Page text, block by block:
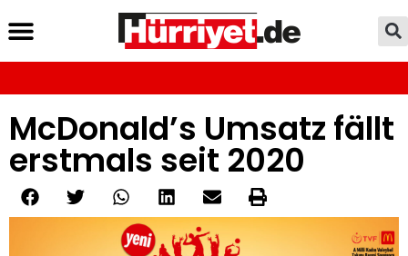
McDonald’s Umsatz fällt
erstmals seit 2020